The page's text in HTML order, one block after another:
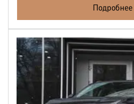
Подробнее